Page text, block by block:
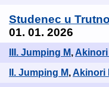
Studenec u
01. 01. 2026
III. Jumping M,
II. Jumping M,Akinori